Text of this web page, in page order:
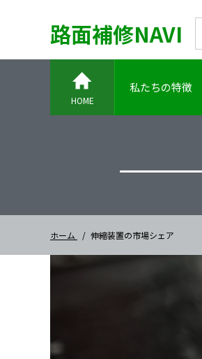
路面補修NAVI
HOME
私たちの特徴
ホーム 伸縮装置の市場シェア